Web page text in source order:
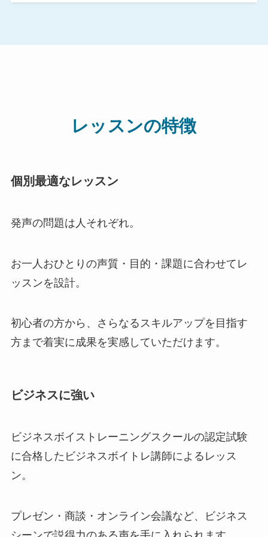
レッスンの特徴
個別最適なレッスン
発声の問題は人それぞれ。
お一人おひとりの声質・目的・課題に合わせてレ
ッスンを設計。
初心者の方から、さらなるスキルアップを目指す
方まで着実に成果を実感していただけます。
ビジネスに強い
ビジネスボイストレーニングスクールの認定試験
に合格したビジネスボイトレ講師によるレッス
ン。
プレゼン・商談・オンライン会議など、ビジネス